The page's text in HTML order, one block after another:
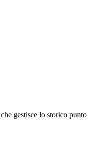
gestisce lo storico punto